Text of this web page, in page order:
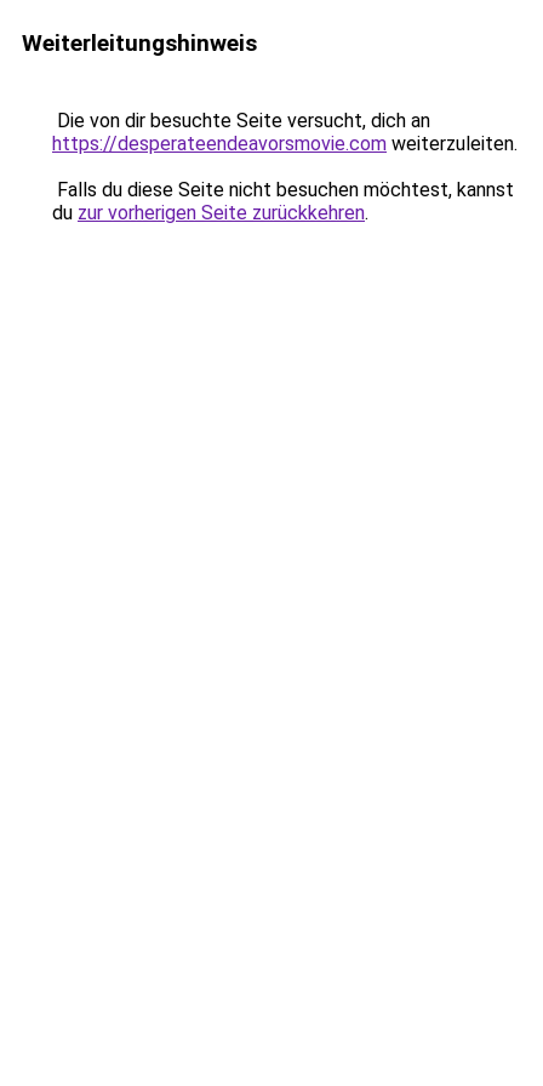
Weiterleitungshinweis
Die von dir besuchte Seite versucht, dich an
https://desperateendeavorsmovie.com weiterzuleiten.
Falls du diese Seite nicht besuchen möchtest, kannst
du zur vorherigen Seite zurückkehren.